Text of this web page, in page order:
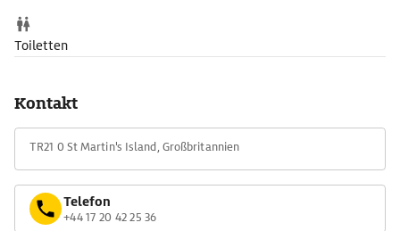
Toiletten
Kontakt
TR21 0 St Martin's Island, Großbritannien
Telefon
+44 17 20 42 25 36